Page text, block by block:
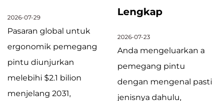
2026-07-29
Pasaran global untuk
ergonomik pemegang
pintu diunjurkan
melebihi $2.1 bilion
menjelang 2031,
Lengkap
2026-07-23
Anda mengeluarkan a
pemegang pintu
dengan mengenal pasti
jenisnya dahulu,